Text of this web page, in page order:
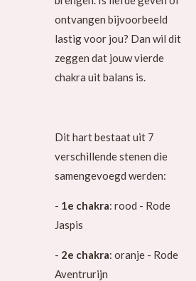
ontvangen bijvoorbeeld
lastig voor jou? Dan wil dit
zeggen dat jouw vierde
chakra uit balans is.
Dit hart bestaat uit 7
verschillende stenen die
samengevoegd werden:
- 1e chakra: rood - Rode
Jaspis
- 2e chakra: oranje - Rode
Aventrurijn